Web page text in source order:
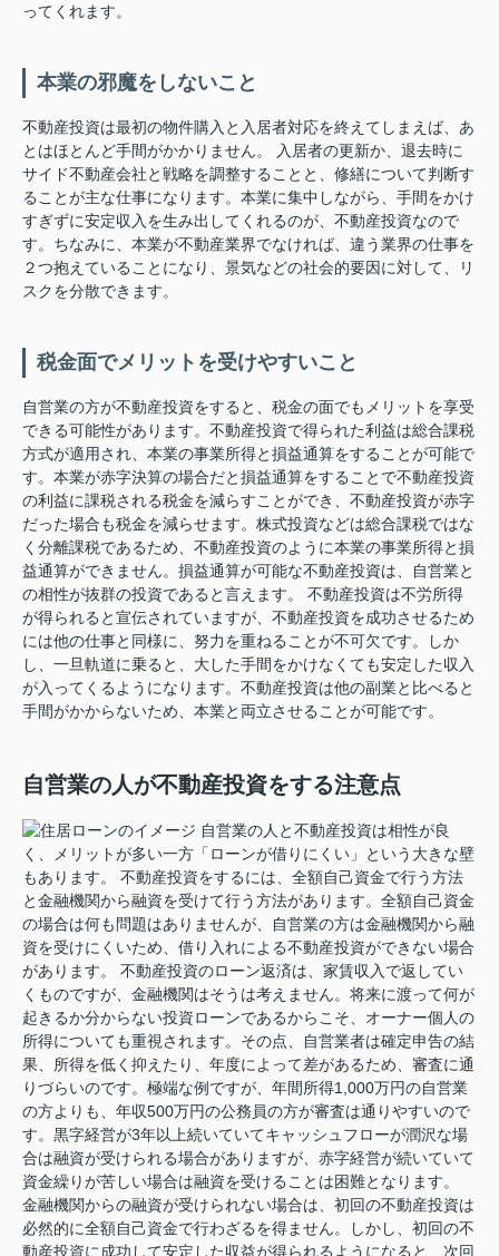
ってくれます。
本業の邪魔をしないこと
不動産投資は最初の物件購入と入居者対応を終えてしまえば、あ
とはほとんど手間がかかりません。 入居者の更新か、退去時に
サイド不動産会社と戦略を調整することと、修繕について判断す
ることが主な仕事になります。本業に集中しながら、手間をかけ
すぎずに安定収入を生み出してくれるのが、不動産投資なので
す。ちなみに、本業が不動産業界でなければ、違う業界の仕事を
２つ抱えていることになり、景気などの社会的要因に対して、リ
スクを分散できます。
税金面でメリットを受けやすいこと
自営業の方が不動産投資をすると、税金の面でもメリットを享受
できる可能性があります。不動産投資で得られた利益は総合課税
方式が適用され、本業の事業所得と損益通算をすることが可能で
す。本業が赤字決算の場合だと損益通算をすることで不動産投資
の利益に課税される税金を減らすことができ、不動産投資が赤字
だった場合も税金を減らせます。株式投資などは総合課税ではな
く分離課税であるため、不動産投資のように本業の事業所得と損
益通算ができません。損益通算が可能な不動産投資は、自営業と
の相性が抜群の投資であると言えます。 不動産投資は不労所得
が得られると宣伝されていますが、不動産投資を成功させるため
には他の仕事と同様に、努力を重ねることが不可欠です。しか
し、一旦軌道に乗ると、大した手間をかけなくても安定した収入
が入ってくるようになります。不動産投資は他の副業と比べると
手間がかからないため、本業と両立させることが可能です。
自営業の人が不動産投資をする注意点
自営業の人と不動産投資は相性が良
く、メリットが多い一方「ローンが借りにくい」という大きな壁
もあります。 不動産投資をするには、全額自己資金で行う方法
と金融機関から融資を受けて行う方法があります。全額自己資金
の場合は何も問題はありませんが、自営業の方は金融機関から融
資を受けにくいため、借り入れによる不動産投資ができない場合
があります。 不動産投資のローン返済は、家賃収入で返してい
くものですが、金融機関はそうは考えません。将来に渡って何が
起きるか分からない投資ローンであるからこそ、オーナー個人の
所得についても重視されます。その点、自営業者は確定申告の結
果、所得を低く抑えたり、年度によって差があるため、審査に通
りづらいのです。極端な例ですが、年間所得1,000万円の自営業
の方よりも、年収500万円の公務員の方が審査は通りやすいので
す。黒字経営が3年以上続いていてキャッシュフローが潤沢な場
合は融資が受けられる場合がありますが、赤字経営が続いていて
資金繰りが苦しい場合は融資を受けることは困難となります。
金融機関からの融資が受けられない場合は、初回の不動産投資は
必然的に全額自己資金で行わざるを得ません。しかし、初回の不
動産投資に成功して安定した収益が得られるようになると、次回